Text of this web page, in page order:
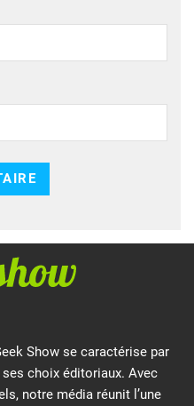
Show se caractérise par
choix éditoriaux. Avec
notre média réunit l’une